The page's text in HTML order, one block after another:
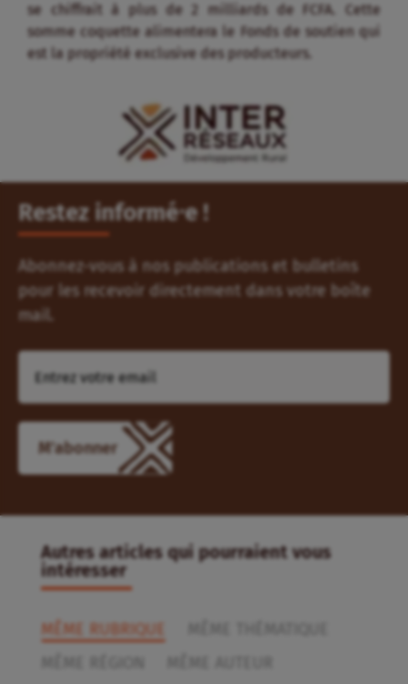
se chiffrait à plus de 2 milliards de FCFA. Cette
somme coquette alimentera le Fonds de soutien qui
est la propriété exclusive des producteurs.
Restez informé⸱e !
Abonnez-vous à nos publications et bulletins
pour les recevoir directement dans votre boîte
mail.
Autres articles qui pourraient vous
intéresser
MÊME RUBRIQUE